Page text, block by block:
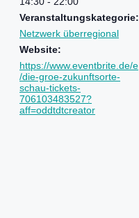
Veranstaltungskategorie:
Netzwerk überregional
Website:
https://www.eventbrite.de/e
/die-groe-zukunftsorte-
schau-tickets-
706103483527?
aff=oddtdtcreator